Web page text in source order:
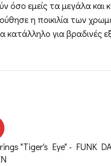
όσο εμείς τα μεγάλα
η ποικιλία των
για βραδινές